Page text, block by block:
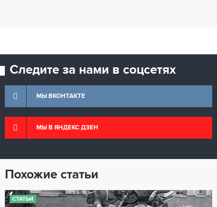
Следите за нами в соцсетях
МЫ ВКОНТАКТЕ
МЫ В ЯНДЕКС ДЗЕН
Похожие статьи
СТАТЬИ